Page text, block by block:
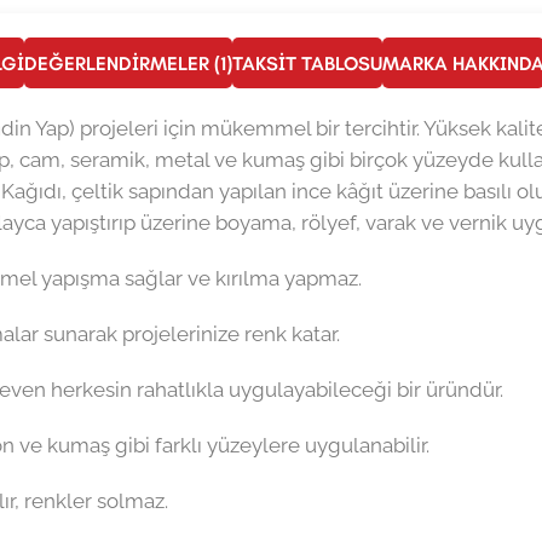
DEĞERLENDIRMELER (1)TAKSIT TABLOSUMARKA
Yap) projeleri için mükemmel bir tercihtir. Yüksek
cam, seramik, metal ve kumaş gibi birçok yüzeyde
çeltik sapından yapılan ince kâğıt üzerine basılı
yapıştırıp üzerine boyama, rölyef, varak ve vernik
yapışma sağlar ve kırılma yapmaz.
sunarak projelerinize renk katar.
herkesin rahatlıkla uygulayabileceği bir üründür.
ve kumaş gibi farklı yüzeylere uygulanabilir.
renkler solmaz.